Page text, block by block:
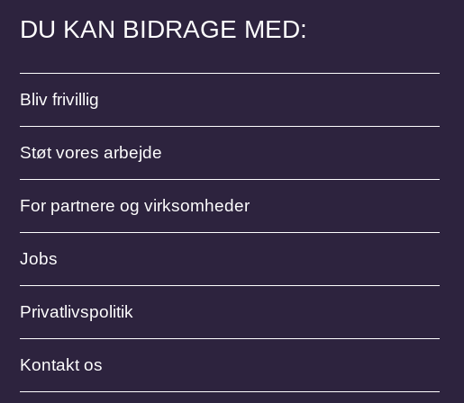
DU KAN BIDRAGE MED:
Bliv frivillig
Støt vores arbejde
For partnere og virksomheder
Jobs
Privatlivspolitik
Kontakt os